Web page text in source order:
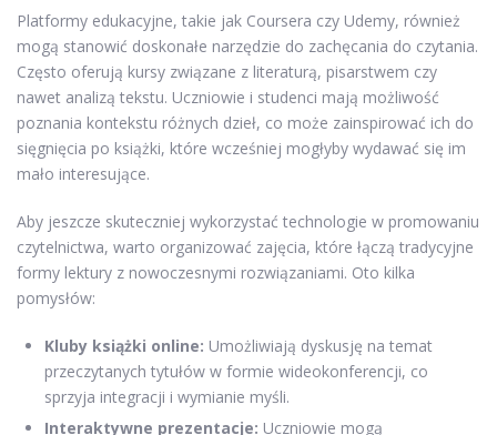
Platformy edukacyjne, takie jak Coursera czy Udemy, również
mogą stanowić doskonałe narzędzie do zachęcania do czytania.
Często oferują kursy związane z literaturą, pisarstwem czy
nawet analizą tekstu. Uczniowie i studenci mają możliwość
poznania kontekstu różnych dzieł, co może zainspirować ich do
sięgnięcia po książki, które wcześniej mogłyby wydawać się im
mało interesujące.
Aby jeszcze skuteczniej wykorzystać technologie w promowaniu
czytelnictwa, warto organizować zajęcia, które łączą tradycyjne
formy lektury z nowoczesnymi rozwiązaniami. Oto kilka
pomysłów:
Kluby książki online: Umożliwiają dyskusję na temat
przeczytanych tytułów w formie wideokonferencji, co
sprzyja integracji i wymianie myśli.
Interaktywne prezentacje: Uczniowie mogą